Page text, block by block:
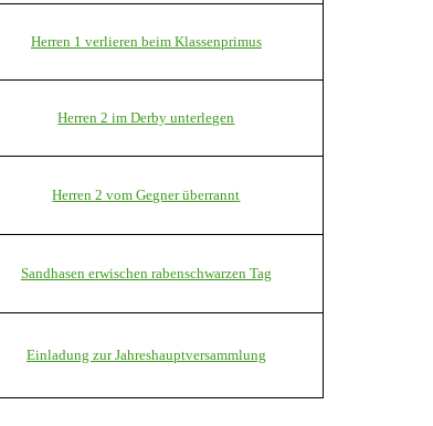
Herren 1 verlieren beim Klassenprimus
Herren 2 im Derby unterlegen
Herren 2 vom Gegner überrannt
Sandhasen erwischen rabenschwarzen Tag
Einladung zur Jahreshauptversammlung